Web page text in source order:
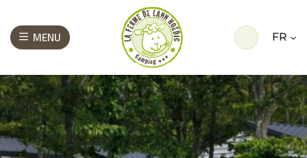
MENU FR